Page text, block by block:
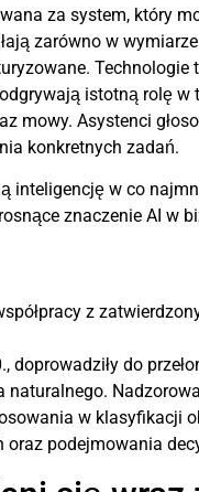
za system, który
zarówno w
Technologie
istotną rolę w
mowy. Asystenci
konkretnych zadań.
inteligencję w co
znaczenie AI w
z
doprowadziły do
w klasyfikacji
oraz podejmowania